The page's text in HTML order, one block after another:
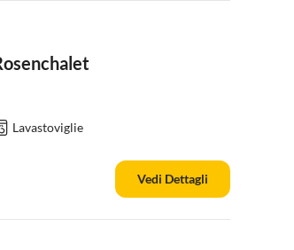
Lavastoviglie
Vedi Dettagli